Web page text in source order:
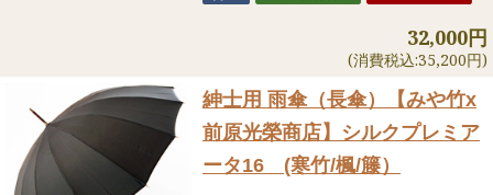
32,000円
(消費税込:35,200円)
紳士用 雨傘（長傘）
【みや竹x
前原光榮商店】シルクプレミア
ータ16 (寒竹/楓/籐）